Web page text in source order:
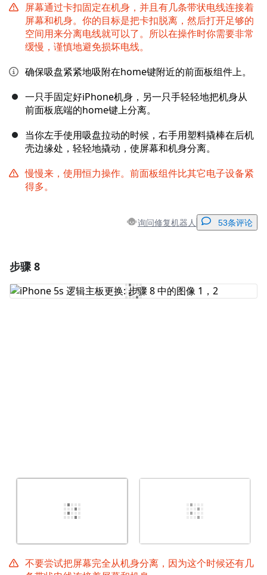
屏幕通过卡扣固定在机身，并且有几条带状电线连接着
屏幕和机身。你的目标是把卡扣脱离，然后打开足够的
空间用来分离电线就可以了。所以在操作时你需要非常
缓慢，谨慎地避免损坏电线。
确保吸盘紧紧地吸附在home键附近的前面板组件上。
一只手固定好iPhone机身，另一只手轻轻地把机身从
前面板底端的home键上分离。
当你左手使用吸盘拉动的时候，右手用塑料撬棒在后机
壳边缘处，轻轻地撬动，使屏幕和机身分离。
慢慢来，使用恒力操作。前面板组件比其它电子设备紧
得多。
询问修复机器人 53条评论
添加评论
步骤 8
不要尝试把屏幕完全从机身分离，因为这个时候还有几